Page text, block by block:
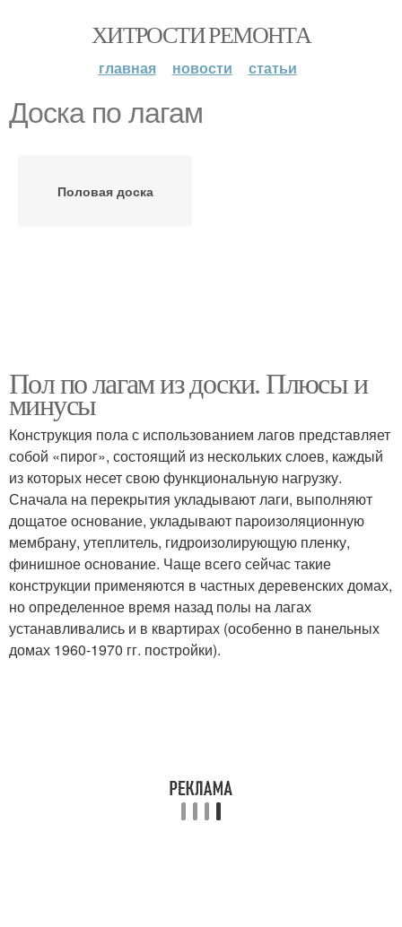
ХИТРОСТИ РЕМОНТА
главная новости статьи
Доска по лагам
Половая доска
Пол по лагам из доски. Плюсы и
минусы
Конструкция пола с использованием лагов представляет
собой «пирог», состоящий из нескольких слоев, каждый
из которых несет свою функциональную нагрузку.
Сначала на перекрытия укладывают лаги, выполняют
дощатое основание, укладывают пароизоляционную
мембрану, утеплитель, гидроизолирующую пленку,
финишное основание. Чаще всего сейчас такие
конструкции применяются в частных деревенских домах,
но определенное время назад полы на лагах
устанавливались и в квартирах (особенно в панельных
домах 1960-1970 гг. постройки).